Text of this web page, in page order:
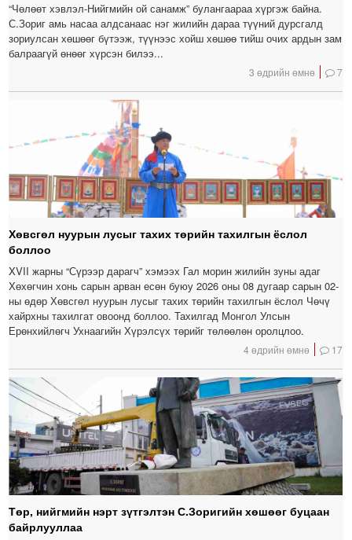
“Чөлөөт хэвлэл-Нийгмийн ой санамж” булангаараа хүргэж байна.
С.Зориг амь насаа алдсанаас нэг жилийн дараа түүний дурсгалд
зориулсан хөшөөг бүтээж, түүнээс хойш хөшөө тийш очих ардын зам
балраагүй өнөөг хүрсэн билээ...
3 өдрийн өмнө 7
Хөвсгөл нуурын лусыг тахих төрийн тахилгын ёслол
боллоо
XVII жарны “Сүрээр дарагч” хэмээх Гал морин жилийн зуны адаг
Хөхөгчин хонь сарын арван есөн буюу 2026 оны 08 дугаар сарын 02-
ны өдөр Хөвсгөл нуурын лусыг тахих төрийн тахилгын ёслол Чөчү
хайрхны тахилгат овоонд боллоо. Тахилгад Монгол Улсын
Ерөнхийлөгч Ухнаагийн Хүрэлсүх төрийг төлөөлөн оролцлоо.
4 өдрийн өмнө 17
Төр, нийгмийн нэрт зүтгэлтэн С.Зоригийн хөшөөг буцаан
байрлууллаа